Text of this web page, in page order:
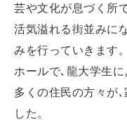
芸や文化が息づく所
活気溢れる街並みに
みを行っていきます
ホールで､龍大学生
多くの住民の方々が
した。